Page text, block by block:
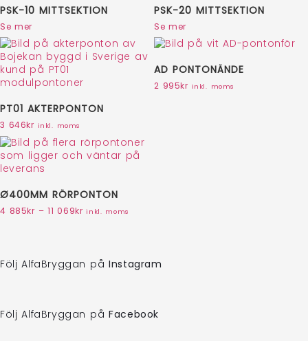
PSK-10 MITTSEKTION
Se mer
PSK-20 MITTSEKTION
Se mer
PT01 AKTERPONTON
3 646kr inkl. moms
AD PONTONÄNDE
2 995kr inkl. moms
Ø400MM RÖRPONTON
4 885kr – 11 069kr inkl. moms
Följ AlfaBryggan på Instagram
Följ AlfaBryggan på Facebook